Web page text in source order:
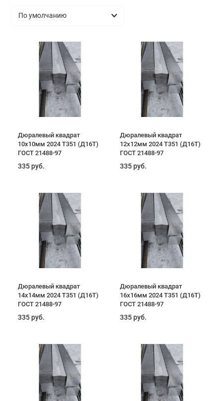
Дюралевый квадрат
10х10мм 2024 T351 (Д16Т)
ГОСТ 21488-97
335 руб.
Дюралевый квадрат
12х12мм 2024 T351 (Д16Т)
ГОСТ 21488-97
335 руб.
Дюралевый квадрат
14х14мм 2024 T351 (Д16Т)
ГОСТ 21488-97
335 руб.
Дюралевый квадрат
16х16мм 2024 T351 (Д16Т)
ГОСТ 21488-97
335 руб.